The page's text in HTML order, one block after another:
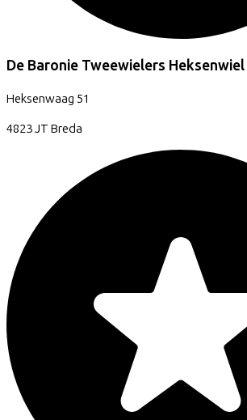
De Baronie Tweewielers Heksenwiel
Heksenwaag 51
4823 JT Breda